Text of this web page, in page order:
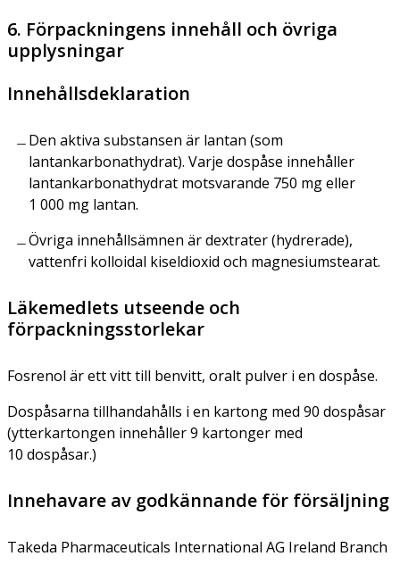
6. Förpackningens innehåll och övriga
upplysningar
Innehållsdeklaration
Den aktiva substansen är lantan (som
lantankarbonathydrat). Varje dospåse innehåller
lantankarbonathydrat motsvarande 750 mg eller
1 000 mg lantan.
Övriga innehållsämnen är dextrater (hydrerade),
vattenfri kolloidal kiseldioxid och magnesiumstearat.
Läkemedlets utseende och
förpackningsstorlekar
Fosrenol är ett vitt till benvitt, oralt pulver i en dospåse.
Dospåsarna tillhandahålls i en kartong med 90 dospåsar
(ytterkartongen innehåller 9 kartonger med
10 dospåsar.)
Innehavare av godkännande för försäljning
Takeda Pharmaceuticals International AG Ireland Branch